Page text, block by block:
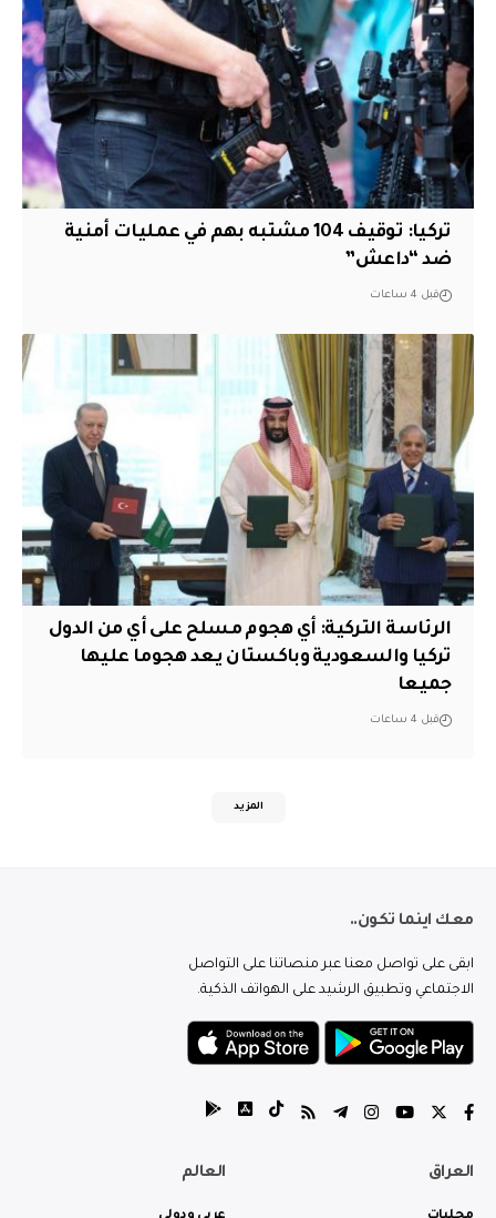
تركيا: توقيف 104 مشتبه بهم في عمليات أمنية
ضد “داعش”
قبل 4 ساعات
الرئاسة التركية: أي هجوم مسلح على أي من الدول
تركيا والسعودية وباكستان يعد هجوما عليها
جميعا
قبل 4 ساعات
المزيد
معك اينما تكون..
ابقى على تواصل معنا عبر منصاتنا على التواصل
الاجتماعي وتطبيق الرشيد على الهواتف الذكية.
العراق العالم